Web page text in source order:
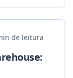
de leitura